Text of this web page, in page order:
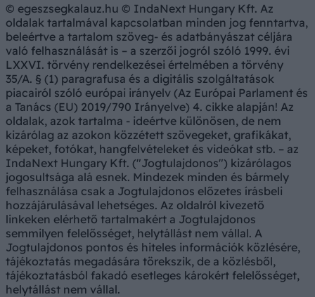
© egeszsegkalauz.hu © IndaNext Hungary Kft. Az
oldalak tartalmával kapcsolatban minden jog fenntartva,
beleértve a tartalom szöveg- és adatbányászat céljára
való felhasználását is – a szerzői jogról szóló 1999. évi
LXXVI. törvény rendelkezései értelmében a törvény
35/A. § (1) paragrafusa és a digitális szolgáltatások
piacairól szóló európai irányelv (Az Európai Parlament és
a Tanács (EU) 2019/790 Irányelve) 4. cikke alapján! Az
oldalak, azok tartalma - ideértve különösen, de nem
kizárólag az azokon közzétett szövegeket, grafikákat,
képeket, fotókat, hangfelvételeket és videókat stb. – az
IndaNext Hungary Kft. ("Jogtulajdonos") kizárólagos
jogosultsága alá esnek. Mindezek minden és bármely
felhasználása csak a Jogtulajdonos előzetes írásbeli
hozzájárulásával lehetséges. Az oldalról kivezető
linkeken elérhető tartalmakért a Jogtulajdonos
semmilyen felelősséget, helytállást nem vállal. A
Jogtulajdonos pontos és hiteles információk közlésére,
tájékoztatás megadására törekszik, de a közlésből,
tájékoztatásból fakadó esetleges károkért felelősséget,
helytállást nem vállal.